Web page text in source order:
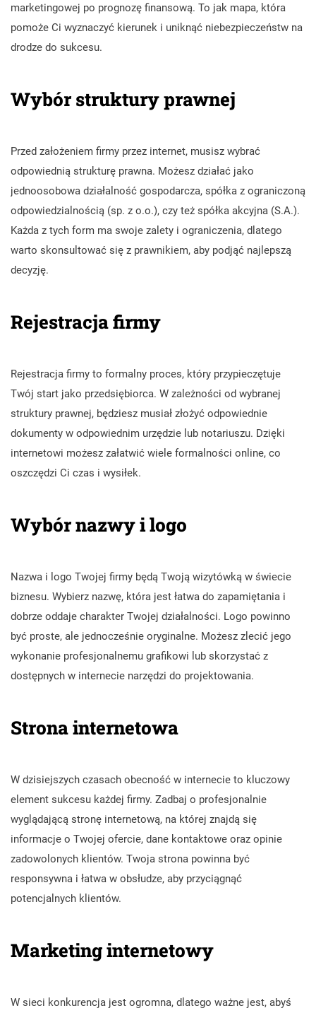
marketingowej po prognozę finansową. To jak mapa, która
pomoże Ci wyznaczyć kierunek i uniknąć niebezpieczeństw na
drodze do sukcesu.
Wybór struktury prawnej
Przed założeniem firmy przez internet, musisz wybrać
odpowiednią strukturę prawna. Możesz działać jako
jednoosobowa działalność gospodarcza, spółka z ograniczoną
odpowiedzialnością (sp. z o.o.), czy też spółka akcyjna (S.A.).
Każda z tych form ma swoje zalety i ograniczenia, dlatego
warto skonsultować się z prawnikiem, aby podjąć najlepszą
decyzję.
Rejestracja firmy
Rejestracja firmy to formalny proces, który przypieczętuje
Twój start jako przedsiębiorca. W zależności od wybranej
struktury prawnej, będziesz musiał złożyć odpowiednie
dokumenty w odpowiednim urzędzie lub notariuszu. Dzięki
internetowi możesz załatwić wiele formalności online, co
oszczędzi Ci czas i wysiłek.
Wybór nazwy i logo
Nazwa i logo Twojej firmy będą Twoją wizytówką w świecie
biznesu. Wybierz nazwę, która jest łatwa do zapamiętania i
dobrze oddaje charakter Twojej działalności. Logo powinno
być proste, ale jednocześnie oryginalne. Możesz zlecić jego
wykonanie profesjonalnemu grafikowi lub skorzystać z
dostępnych w internecie narzędzi do projektowania.
Strona internetowa
W dzisiejszych czasach obecność w internecie to kluczowy
element sukcesu każdej firmy. Zadbaj o profesjonalnie
wyglądającą stronę internetową, na której znajdą się
informacje o Twojej ofercie, dane kontaktowe oraz opinie
zadowolonych klientów. Twoja strona powinna być
responsywna i łatwa w obsłudze, aby przyciągnąć
potencjalnych klientów.
Marketing internetowy
W sieci konkurencja jest ogromna, dlatego ważne jest, abyś